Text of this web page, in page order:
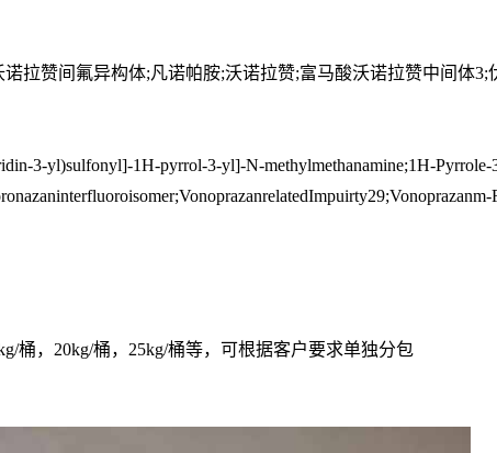
拉赞间氟异构体;凡诺帕胺;沃诺拉赞;富马酸沃诺拉赞中间体
3-yl)sulfonyl]-1H-pyrrol-3-yl]-N-methylmethanamine;1H-
桶，20kg/桶，25kg/桶等，可根据客户要求单独分包